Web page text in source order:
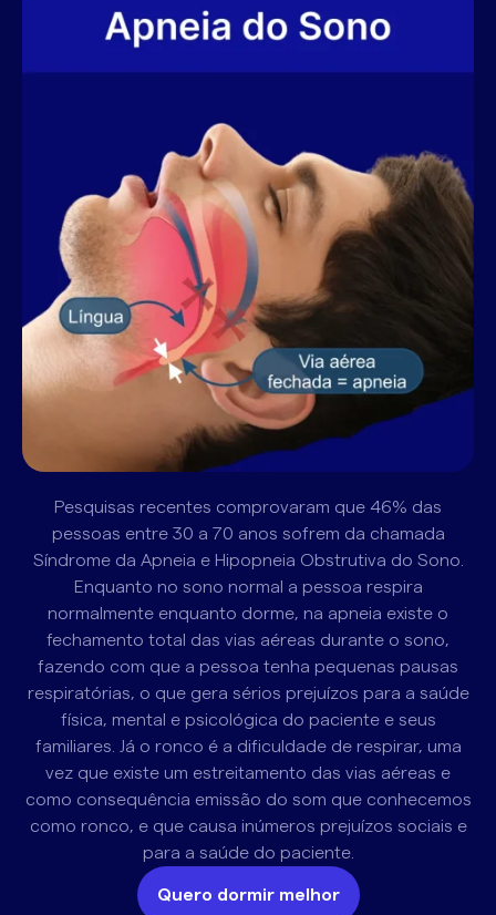
Pesquisas recentes comprovaram que 46% das
pessoas entre 30 a 70 anos sofrem da chamada
Síndrome da Apneia e Hipopneia Obstrutiva do Sono.
Enquanto no sono normal a pessoa respira
normalmente enquanto dorme, na apneia existe o
fechamento total das vias aéreas durante o sono,
fazendo com que a pessoa tenha pequenas pausas
respiratórias, o que gera sérios prejuízos para a saúde
física, mental e psicológica do paciente e seus
familiares. Já o ronco é a dificuldade de respirar, uma
vez que existe um estreitamento das vias aéreas e
como consequência emissão do som que conhecemos
como ronco, e que causa inúmeros prejuízos sociais e
para a saúde do paciente.
Quero dormir melhor